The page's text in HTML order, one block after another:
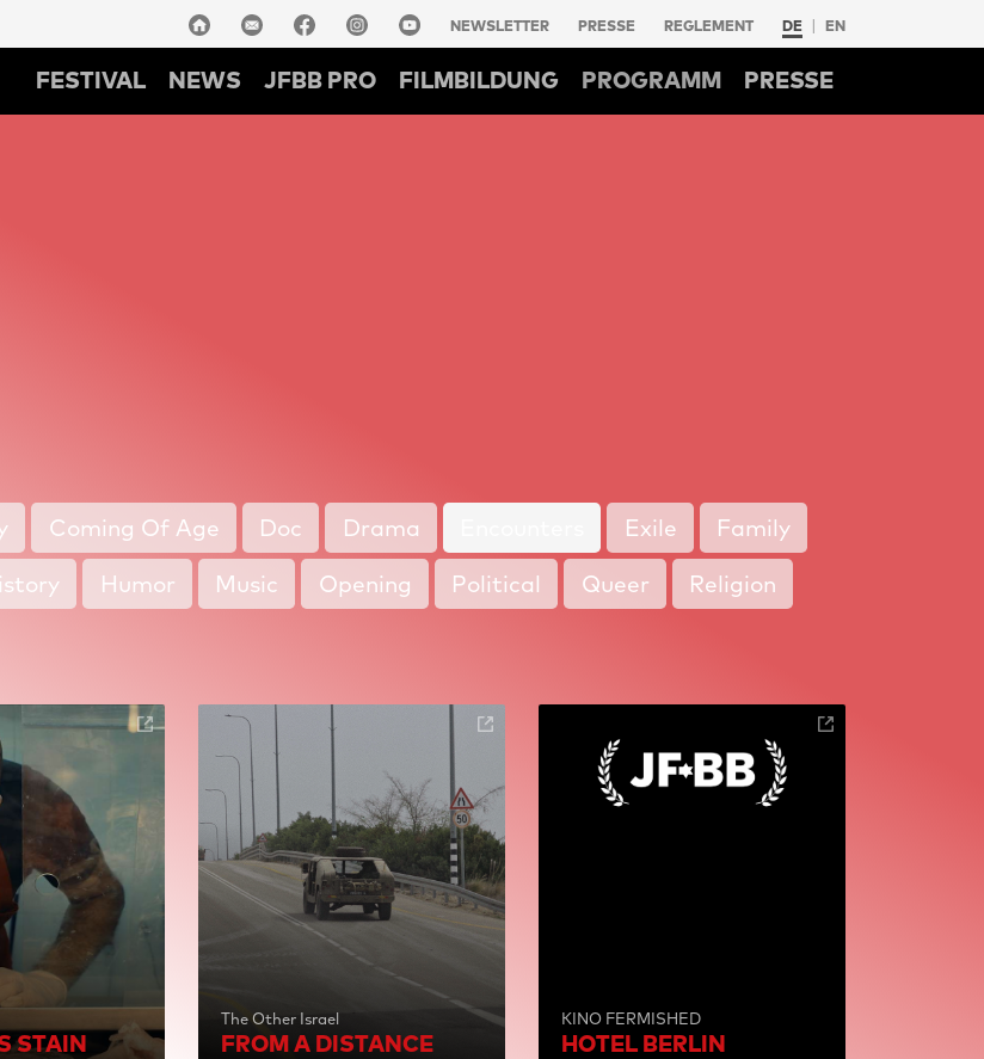
NEWSLETTER PRESSE REGLEMENT DE EN
FESTIVAL NEWS JFBB PRO FILMBILDUNG PROGRAMM PRESSE
Coming Of Age Doc Drama Exile
Family
Humor Music Opening Political Queer
Religion
STAIN
The Other Israel
FROM A DISTANCE
KINO FERMISHED
HOTEL BERLIN